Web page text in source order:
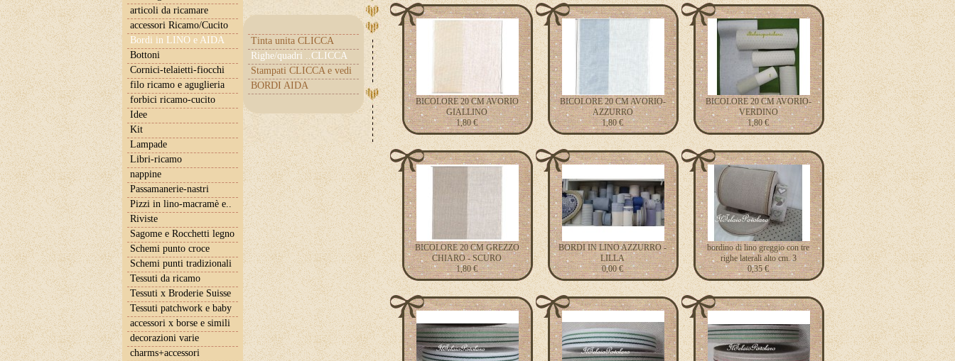
articoli da ricamare
accessori Ricamo/Cucito
Bordi in LINO e AIDA
Tinta unita CLICCA
Righe/quadri ..CLICCA
Stampati CLICCA e vedi
BORDI AIDA
Bottoni
Cornici-telaietti-fiocchi
filo ricamo e aguglieria
forbici ricamo-cucito
Idee
Kit
Lampade
Libri-ricamo
nappine
Passamanerie-nastri
Pizzi in lino-macramè e..
Riviste
Sagome e Rocchetti legno
Schemi punto croce
Schemi punti tradizionali
Tessuti da ricamo
Tessuti x Broderie Suisse
Tessuti patchwork e baby
accessori x borse e simili
decorazioni varie
charms+accessori
BICOLORE 20 CM AVORIO
GIALLINO
1,80 €
BICOLORE 20 CM AVORIO-
AZZURRO
1,80 €
BICOLORE 20 CM AVORIO-
VERDINO
1,80 €
BICOLORE 20 CM GREZZO
CHIARO - SCURO
1,80 €
BORDI IN LINO AZZURRO -
LILLA
0,00 €
bordino di lino greggio con tre
righe laterali alto cm. 3
0,35 €